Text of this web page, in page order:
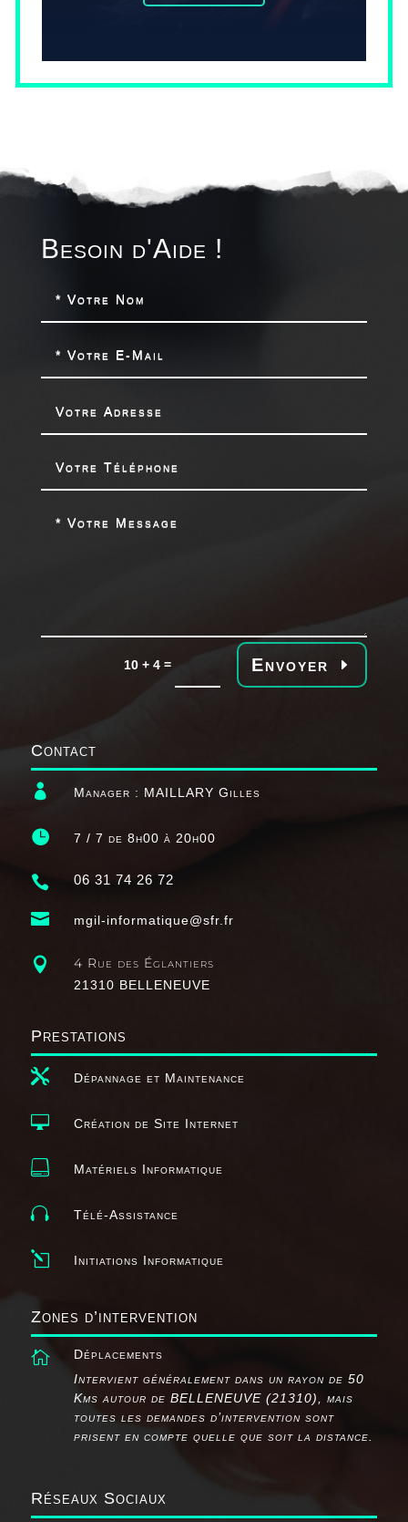
Besoin d'Aide !
10 + 4 = Envoyer
Contact
 Manager : MAILLARY Gilles
 7 / 7 de 8h00 à 20h00
 06 31 74 26 72
 mgil-informatique@sfr.fr
 4 Rue des Églantiers
21310 BELLENEUVE
Prestations
 Dépannage et Maintenance
 Création de Site Internet
 Matériels Informatique
 Télé-Assistance
l Initiations Informatique
Zones d’intervention

Déplacements
Intervient généralement dans un rayon de 50
Kms autour de BELLENEUVE (21310), mais
toutes les demandes d’intervention sont
prisent en compte quelle que soit la distance.
Réseaux Sociaux